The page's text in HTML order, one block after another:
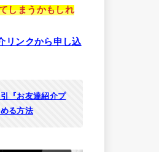
しまうかもしれ
リンクから申し込
『お友達紹介プ
る方法